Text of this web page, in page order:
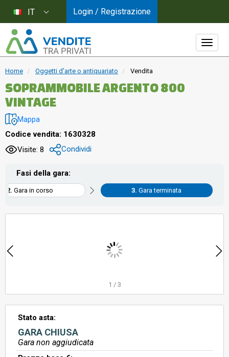
Home Oggetti d'arte o antiquariato Vendita
SOPRAMMOBILE ARGENTO 800
VINTAGE
Mappa
Codice vendita: 1630328
Visite: 8
Condividi
Fasi della gara:
Gara in corso Gara terminata
1 / 3
Stato asta:
GARA CHIUSA
Gara non aggiudicata
IT Login / Registrazione